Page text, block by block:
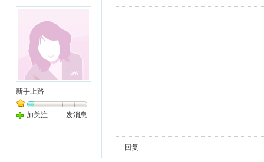
新手上路
加关注 发消息
回复